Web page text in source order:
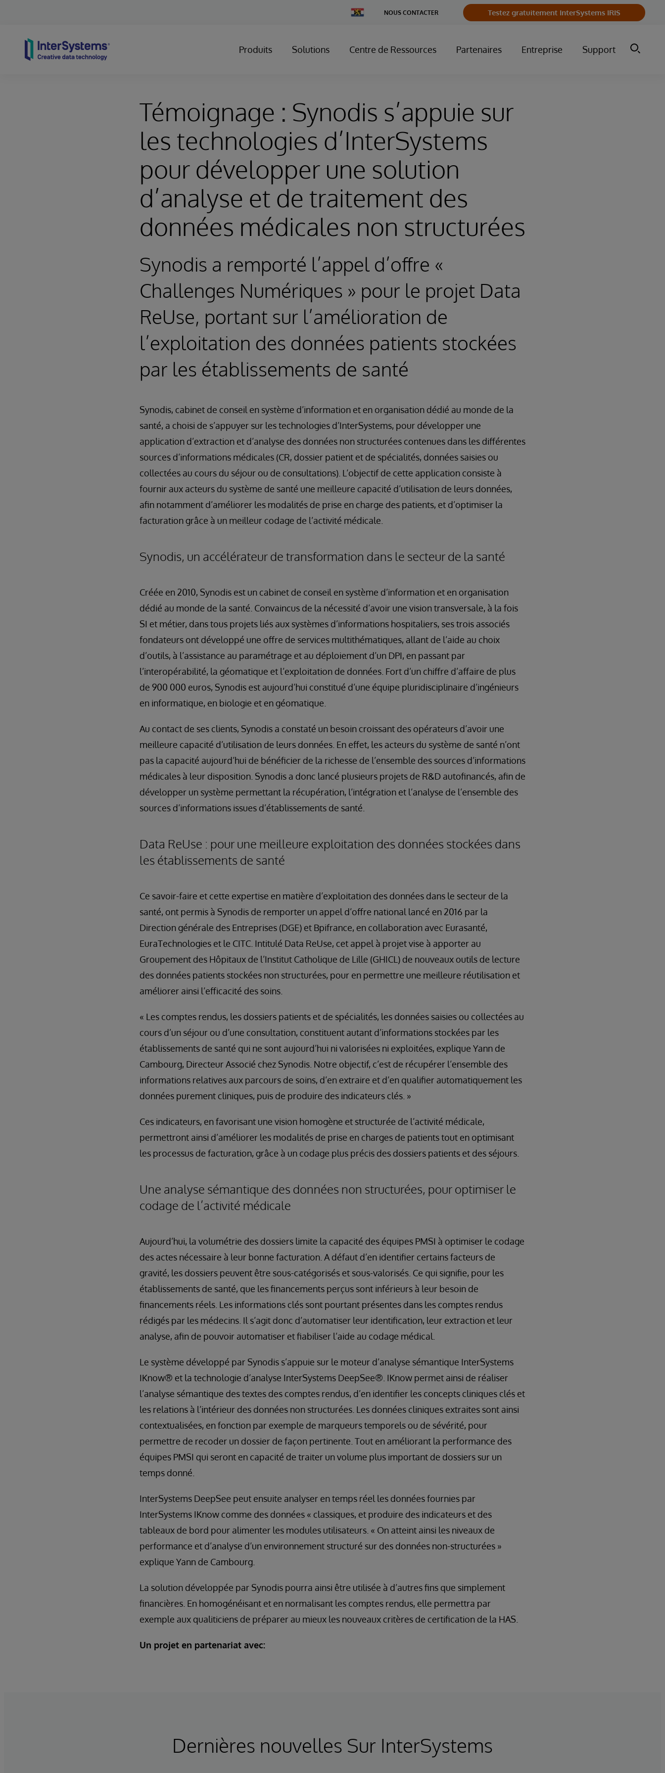
Change
Country
NOUS CONTACTER Testez gratuitement InterSystems IRIS
Produits Solutions Centre de Ressources Partenaires Entreprise Support
Témoignage : Synodis s’appuie sur
les technologies d’InterSystems
pour développer une solution
d’analyse et de traitement des
données médicales non structurées
Synodis a remporté l’appel d’offre «
Challenges Numériques » pour le projet Data
ReUse, portant sur l’amélioration de
l’exploitation des données patients stockées
par les établissements de santé
Synodis, cabinet de conseil en système d’information et en organisation dédié au monde de la
santé, a choisi de s’appuyer sur les technologies d’InterSystems, pour développer une
application d’extraction et d’analyse des données non structurées contenues dans les différentes
sources d’informations médicales (CR, dossier patient et de spécialités, données saisies ou
collectées au cours du séjour ou de consultations). L’objectif de cette application consiste à
fournir aux acteurs du système de santé une meilleure capacité d’utilisation de leurs données,
afin notamment d’améliorer les modalités de prise en charge des patients, et d’optimiser la
facturation grâce à un meilleur codage de l’activité médicale.
Synodis, un accélérateur de transformation dans le secteur de la santé
Créée en 2010, Synodis est un cabinet de conseil en système d’information et en organisation
dédié au monde de la santé. Convaincus de la nécessité d’avoir une vision transversale, à la fois
SI et métier, dans tous projets liés aux systèmes d’informations hospitaliers, ses trois associés
fondateurs ont développé une offre de services multithématiques, allant de l’aide au choix
d’outils, à l’assistance au paramétrage et au déploiement d’un DPI, en passant par
l’interopérabilité, la géomatique et l’exploitation de données. Fort d’un chiffre d’affaire de plus
de 900 000 euros, Synodis est aujourd’hui constitué d’une équipe pluridisciplinaire d’ingénieurs
en informatique, en biologie et en géomatique.
Au contact de ses clients, Synodis a constaté un besoin croissant des opérateurs d’avoir une
meilleure capacité d’utilisation de leurs données. En effet, les acteurs du système de santé n’ont
pas la capacité aujourd’hui de bénéficier de la richesse de l’ensemble des sources d’informations
médicales à leur disposition. Synodis a donc lancé plusieurs projets de R&D autofinancés, afin de
développer un système permettant la récupération, l’intégration et l’analyse de l’ensemble des
sources d’informations issues d’établissements de santé.
Data ReUse : pour une meilleure exploitation des données stockées dans
les établissements de santé
Ce savoir-faire et cette expertise en matière d’exploitation des données dans le secteur de la
santé, ont permis à Synodis de remporter un appel d’offre national lancé en 2016 par la
Direction générale des Entreprises (DGE) et Bpifrance, en collaboration avec Eurasanté,
EuraTechnologies et le CITC. Intitulé Data ReUse, cet appel à projet vise à apporter au
Groupement des Hôpitaux de l’Institut Catholique de Lille (GHICL) de nouveaux outils de lecture
des données patients stockées non structurées, pour en permettre une meilleure réutilisation et
améliorer ainsi l’efficacité des soins.
« Les comptes rendus, les dossiers patients et de spécialités, les données saisies ou collectées au
cours d’un séjour ou d’une consultation, constituent autant d’informations stockées par les
établissements de santé qui ne sont aujourd’hui ni valorisées ni exploitées, explique Yann de
Cambourg, Directeur Associé chez Synodis. Notre objectif, c’est de récupérer l’ensemble des
informations relatives aux parcours de soins, d’en extraire et d’en qualifier automatiquement les
données purement cliniques, puis de produire des indicateurs clés. »
Ces indicateurs, en favorisant une vision homogène et structurée de l’activité médicale,
permettront ainsi d’améliorer les modalités de prise en charges de patients tout en optimisant
les processus de facturation, grâce à un codage plus précis des dossiers patients et des séjours.
Une analyse sémantique des données non structurées, pour optimiser le
codage de l’activité médicale
Aujourd’hui, la volumétrie des dossiers limite la capacité des équipes PMSI à optimiser le codage
des actes nécessaire à leur bonne facturation. A défaut d’en identifier certains facteurs de
gravité, les dossiers peuvent être sous-catégorisés et sous-valorisés. Ce qui signifie, pour les
établissements de santé, que les financements perçus sont inférieurs à leur besoin de
financements réels. Les informations clés sont pourtant présentes dans les comptes rendus
rédigés par les médecins. Il s’agit donc d’automatiser leur identification, leur extraction et leur
analyse, afin de pouvoir automatiser et fiabiliser l’aide au codage médical.
Le système développé par Synodis s’appuie sur le moteur d’analyse sémantique InterSystems
IKnow® et la technologie d’analyse InterSystems DeepSee®. IKnow permet ainsi de réaliser
l’analyse sémantique des textes des comptes rendus, d’en identifier les concepts cliniques clés et
les relations à l’intérieur des données non structurées. Les données cliniques extraites sont ainsi
contextualisées, en fonction par exemple de marqueurs temporels ou de sévérité, pour
permettre de recoder un dossier de façon pertinente. Tout en améliorant la performance des
équipes PMSI qui seront en capacité de traiter un volume plus important de dossiers sur un
temps donné.
InterSystems DeepSee peut ensuite analyser en temps réel les données fournies par
InterSystems IKnow comme des données « classiques, et produire des indicateurs et des
tableaux de bord pour alimenter les modules utilisateurs. « On atteint ainsi les niveaux de
performance et d’analyse d’un environnement structuré sur des données non-structurées »
explique Yann de Cambourg.
La solution développée par Synodis pourra ainsi être utilisée à d’autres fins que simplement
financières. En homogénéisant et en normalisant les comptes rendus, elle permettra par
exemple aux qualiticiens de préparer au mieux les nouveaux critères de certification de la HAS.
Un projet en partenariat avec:
Dernières nouvelles Sur InterSystems